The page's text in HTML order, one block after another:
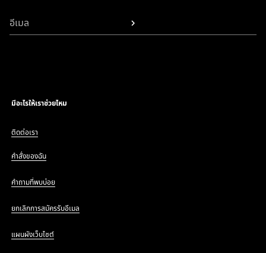
อีเมล
มีอะไรให้เราช่วยไหม
ติดต่อเรา
คำสั่งของฉัน
คำถามที่พบบ่อย
ยกเลิกการสมัครรับอีเมล
แผนผังเว็บไซต์